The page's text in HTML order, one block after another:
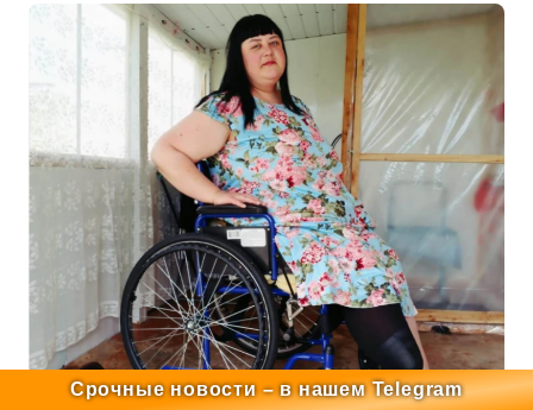
Срочные новости – в нашем Telegram